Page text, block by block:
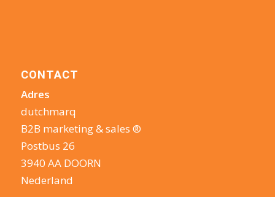
CONTACT
Adres
dutchmarq
B2B marketing & sales ®
Postbus 26
3940 AA DOORN
Nederland